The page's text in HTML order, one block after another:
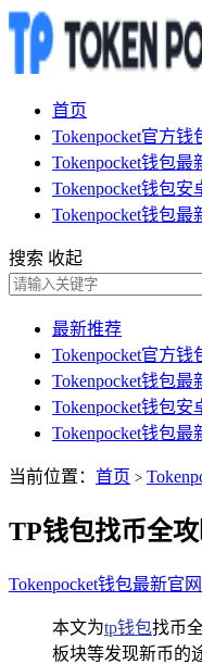
首页
Tokenpocket官方钱
Tokenpocket钱包最
Tokenpocket钱包安
Tokenpocket钱包最
搜索 收起
最新推荐
Tokenpocket官方钱
Tokenpocket钱包最
Tokenpocket钱包安
Tokenpocket钱包最
当前位置： 首页 >
TP钱包找币全
Tokenpocket钱包最新官网
本文为tp钱包找币
板块等发现新币的